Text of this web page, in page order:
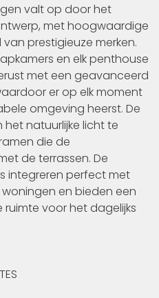
valt op door het
met hoogwaardige
prestigieuze merken.
en elk penthouse
met een geavanceerd
er op elk moment
omgeving heerst. De
natuurlijke licht te
die de
de terrassen. De
integreren perfect met
en bieden een
voor het dagelijks